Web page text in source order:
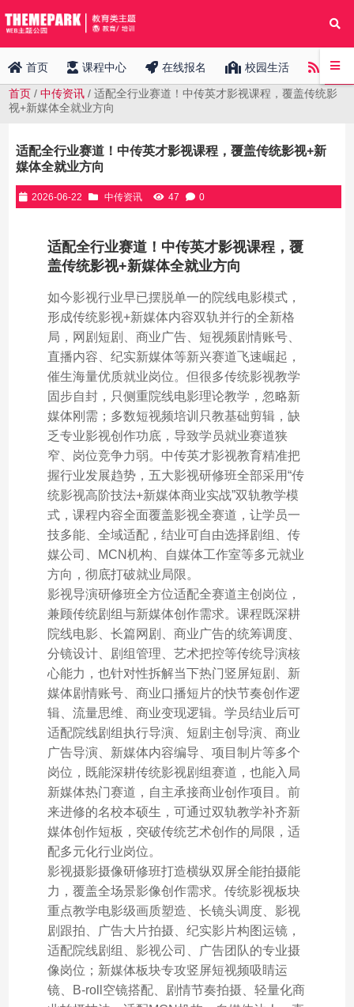
首页 课程中心 在线报名 校园生活 中传
首页 /中传资讯 / 适配全行业赛道！中传英才影视课程，覆盖传统影
视+新媒体全就业方向
适配全行业赛道！中传英才影视课程，覆盖传统影视+新
媒体全就业方向
2026-06-22 中传资讯 47 0
适配全行业赛道！中传英才影视课程，覆
盖传统影视+新媒体全就业方向
如今影视行业早已摆脱单一的院线电影模式，
形成传统影视+新媒体内容双轨并行的全新格
局，网剧短剧、商业广告、短视频剧情账号、
直播内容、纪实新媒体等新兴赛道飞速崛起，
催生海量优质就业岗位。但很多传统影视教学
固步自封，只侧重院线电影理论教学，忽略新
媒体刚需；多数短视频培训只教基础剪辑，缺
乏专业影视创作功底，导致学员就业赛道狭
窄、岗位竞争力弱。中传英才影视教育精准把
握行业发展趋势，五大影视研修班全部采用“传
统影视高阶技法+新媒体商业实战”双轨教学模
式，课程内容全面覆盖影视全赛道，让学员一
技多能、全域适配，结业可自由选择剧组、传
媒公司、MCN机构、自媒体工作室等多元就业
方向，彻底打破就业局限。
影视导演研修班全方位适配全赛道主创岗位，
兼顾传统剧组与新媒体创作需求。课程既深耕
院线电影、长篇网剧、商业广告的统筹调度、
分镜设计、剧组管理、艺术把控等传统导演核
心能力，也针对性拆解当下热门竖屏短剧、新
媒体剧情账号、商业口播短片的快节奏创作逻
辑、流量思维、商业变现逻辑。学员结业后可
适配院线剧组执行导演、短剧主创导演、商业
广告导演、新媒体内容编导、项目制片等多个
岗位，既能深耕传统影视剧组赛道，也能入局
新媒体热门赛道，自主承接商业创作项目。前
来进修的名校本硕生，可通过双轨教学补齐新
媒体创作短板，突破传统艺术创作的局限，适
配多元化行业岗位。
影视摄影摄像研修班打造横纵双屏全能拍摄能
力，覆盖全场景影像创作需求。传统影视板块
重点教学电影级画质塑造、长镜头调度、影视
剧跟拍、广告大片拍摄、纪实影片构图运镜，
适配院线剧组、影视公司、广告团队的专业摄
像岗位；新媒体板块专攻竖屏短视频吸睛运
镜、B-roll空镜搭配、剧情节奏拍摄、轻量化商